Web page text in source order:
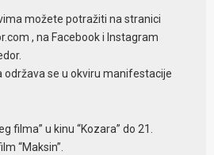
možete potražiti na stranici
, na Facebook i Instagram
se u okviru manifestacije
filma” u kinu “Kozara” do 21.
“Maksin”.